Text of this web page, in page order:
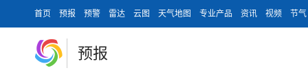
首页 预报 预警 雷达 云图 天气地图 专业产品 资讯 视频 节气
预报